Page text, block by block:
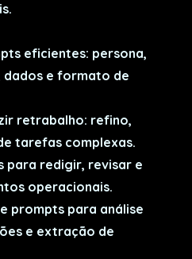
eficientes: persona,
e formato de
retrabalho: refino,
tarefas complexas.
para redigir, revisar e
operacionais.
prompts para análise
e extração de